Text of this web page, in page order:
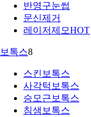
반영구눈썹
문신제거
레이저제모HOT
보톡스8
스킨보톡스
사각턱보톡스
승모근보톡스
침샘보톡스